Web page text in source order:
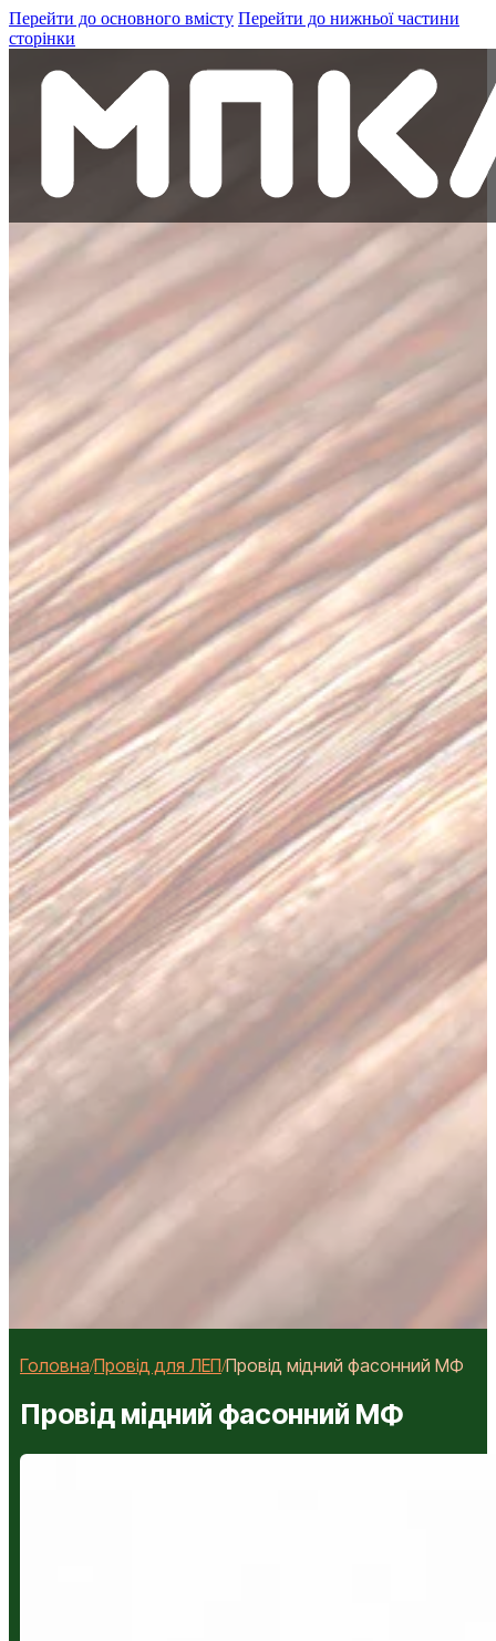
Перейти до основного вмісту Перейти до нижньої частини
сторінки
Кабель та провід
Кар'єра в МПКА
Пошук
Головна/Провід для ЛЕП/Провід мідний фасонний МФ
Провід мідний фасонний МФ